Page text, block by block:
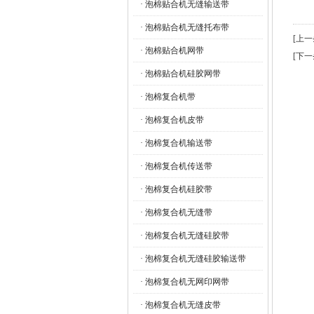
· 泡棉贴合机无缝输送带
· 泡棉贴合机无缝托布带
· 泡棉贴合机网带
· 泡棉贴合机硅胶网带
· 泡棉复合机带
· 泡棉复合机皮带
· 泡棉复合机输送带
· 泡棉复合机传送带
· 泡棉复合机硅胶带
· 泡棉复合机无缝带
· 泡棉复合机无缝硅胶带
· 泡棉复合机无缝硅胶输送带
· 泡棉复合机无网印网带
· 泡棉复合机无缝皮带
[上
[下